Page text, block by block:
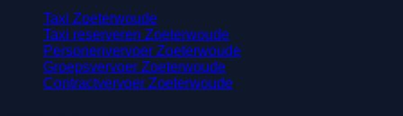
Taxi Zoeterwoude
Taxi reserveren Zoeterwoude
Personenvervoer Zoeterwoude
Groepsvervoer Zoeterwoude
Contractvervoer Zoeterwoude